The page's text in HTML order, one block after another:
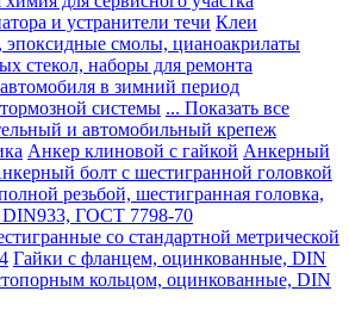
и устранители течи Клеи
эпоксидные смолы, цианоакрилаты
стекол, наборы для ремонта
в зимний период
системы ... Показать все
и автомобильный крепеж
Анкер клиновой с гайкой Анкерный
болт с шестигранной головкой
резьбой, шестигранная головка,
ГОСТ 7798-70
со стандартной метрической
Гайки с фланцем, оцинкованные, DIN
кольцом, оцинкованные, DIN